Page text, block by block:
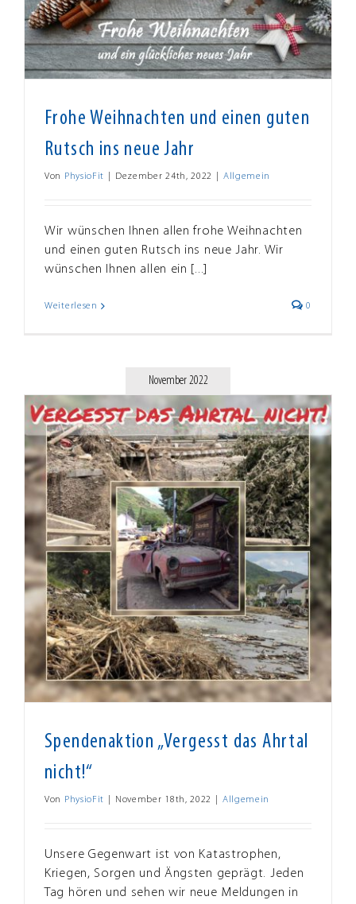
Frohe Weihnachten und einen guten
Rutsch ins neue Jahr
Von PhysioFit Dezember 24th, 2022 Allgemein
Wir wünschen Ihnen allen frohe Weihnachten
und einen guten Rutsch ins neue Jahr. Wir
wünschen Ihnen allen ein [...]
Weiterlesen 0
November 2022
Spendenaktion „Vergesst das Ahrtal
nicht!“
Von PhysioFit November 18th, 2022 Allgemein
Unsere Gegenwart ist von Katastrophen,
Kriegen, Sorgen und Ängsten geprägt. Jeden
Tag hören und sehen wir neue Meldungen in